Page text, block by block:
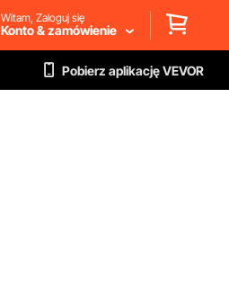
Witam, Zaloguj się
Konto & zamówienie
Pobierz aplikację VEVOR